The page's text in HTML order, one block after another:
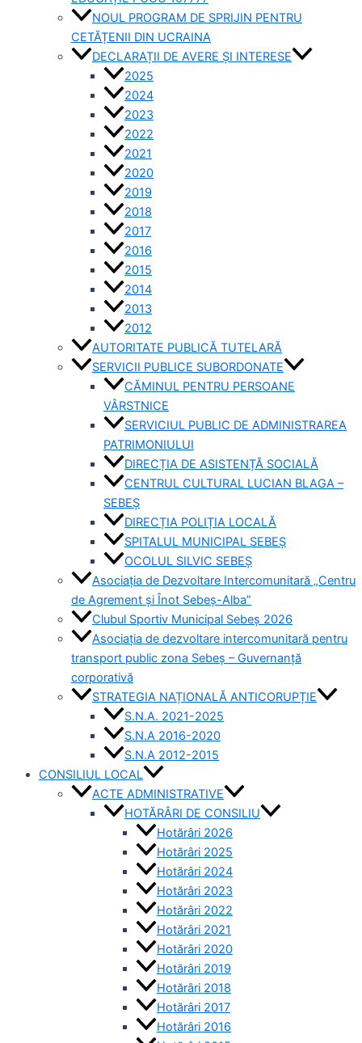
NOUL PROGRAM DE SPRIJIN PENTRU
CETĂȚENII DIN UCRAINA
DECLARAȚII DE AVERE ȘI INTERESE
2025
2024
2023
2022
2021
2020
2019
2018
2017
2016
2015
2014
2013
2012
AUTORITATE PUBLICĂ TUTELARĂ
SERVICII PUBLICE SUBORDONATE
CĂMINUL PENTRU PERSOANE
VÂRSTNICE
SERVICIUL PUBLIC DE ADMINISTRAREA
PATRIMONIULUI
DIRECȚIA DE ASISTENȚĂ SOCIALĂ
CENTRUL CULTURAL LUCIAN BLAGA –
SEBEȘ
DIRECȚIA POLIȚIA LOCALĂ
SPITALUL MUNICIPAL SEBEȘ
OCOLUL SILVIC SEBEȘ
Asociația de Dezvoltare Intercomunitară „Centru
de Agrement și Înot Sebeș-Alba”
Clubul Sportiv Municipal Sebeș 2026
Asociația de dezvoltare intercomunitară pentru
transport public zona Sebeș – Guvernanță
corporativă
STRATEGIA NAȚIONALĂ ANTICORUPȚIE
S.N.A. 2021-2025
S.N.A 2016-2020
S.N.A 2012-2015
CONSILIUL LOCAL
ACTE ADMINISTRATIVE
HOTĂRÂRI DE CONSILIU
Hotărâri 2026
Hotărâri 2025
Hotărâri 2024
Hotărâri 2023
Hotărâri 2022
Hotărâri 2021
Hotărâri 2020
Hotărâri 2019
Hotărâri 2018
Hotărâri 2017
Hotărâri 2016